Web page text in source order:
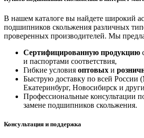
В нашем каталоге вы найдете широкий
подшипников скольжения различных
проверенных производителей. Мы
Сертифицированную продукцию
и паспортами соответствия,
Гибкие условия оптовых и
Быструю доставку по всей России
Екатеринбург, Новосибирск и
Профессиональные консультации
замене подшипников скольжения.
Консультация и поддержка